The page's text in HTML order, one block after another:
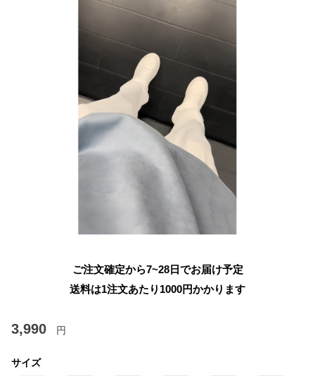
ご注文確定から7~28日でお届け予定
送料は1注文あたり 1000円かかります
3,990 円
サイズ